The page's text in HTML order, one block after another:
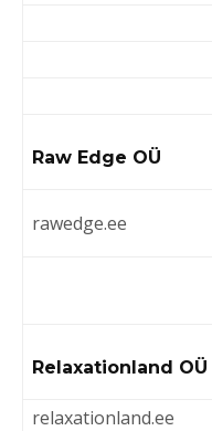
Raw Edge OÜ
rawedge.ee
Relaxationland OÜ
relaxationland.ee